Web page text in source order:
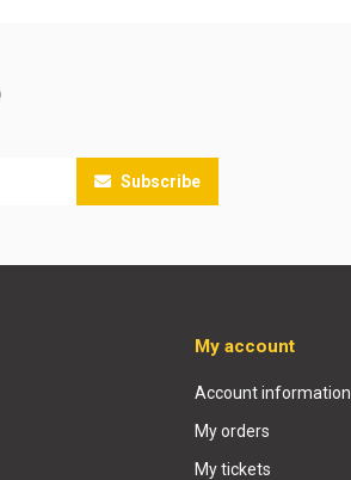
Subscribe
My account
Account information
My orders
My tickets